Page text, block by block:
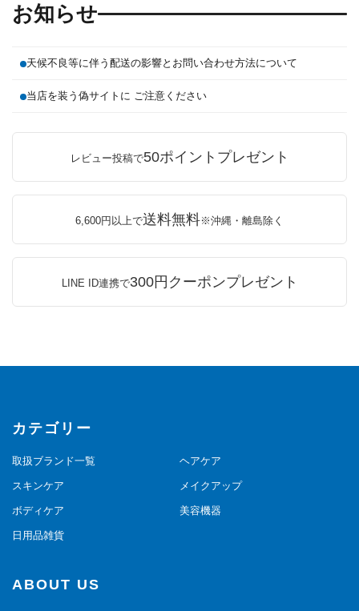
お知らせ
天候不良等に伴う配送の影響とお問い合わせ方法について
当店を装う偽サイトに ご注意ください
レビュー投稿で50ポイントプレゼント
6,600円以上で送料無料※沖縄・離島除く
LINE ID連携で300円クーポンプレゼント
カテゴリー
取扱ブランド一覧 ヘアケア
スキンケア メイクアップ
ボディケア 美容機器
日用品雑貨
ABOUT US